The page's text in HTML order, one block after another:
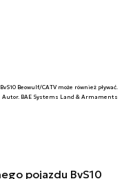
Beowulf/CATV może również pływać.
Autor. BAE Systems Land & Armaments
pojazdu BvS10